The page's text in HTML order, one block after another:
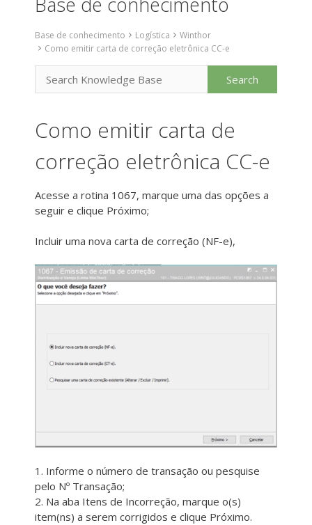
Base de conhecimento Logística
Winthor
Como emitir carta de correção eletrônica CC-e
Como emitir carta de
correção eletrônica CC-e
Acesse a rotina 1067, marque uma das opções a
seguir e clique Próximo;
Incluir uma nova carta de correção (NF-e),
1. Informe o número de transação ou pesquise
pelo Nº Transação;
2. Na aba Itens de Incorreção, marque o(s)
item(ns) a serem corrigidos e clique Próximo.